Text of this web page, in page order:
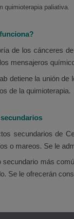
quimioterapia paliativa.
de los cánceres
mensajeros
detiene la unión
de la quimioterapia.
secundarios de
o mareos. Se le
secundario más
Se le ofrecerán